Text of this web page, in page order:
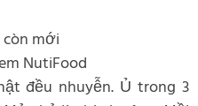
mới
NutiFood
đều nhuyễn. Ủ trong 3